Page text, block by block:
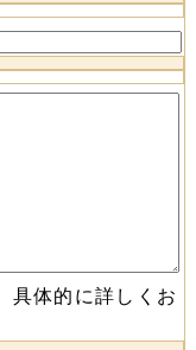
具体的に詳しくお